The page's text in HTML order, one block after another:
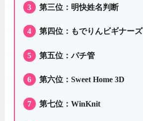
3 第三位：明快姓名判断
4 第四位：もでりんビギナーズ
5 第五位：パチ管
6 第六位：Sweet Home 3D
7 第七位：WinKnit